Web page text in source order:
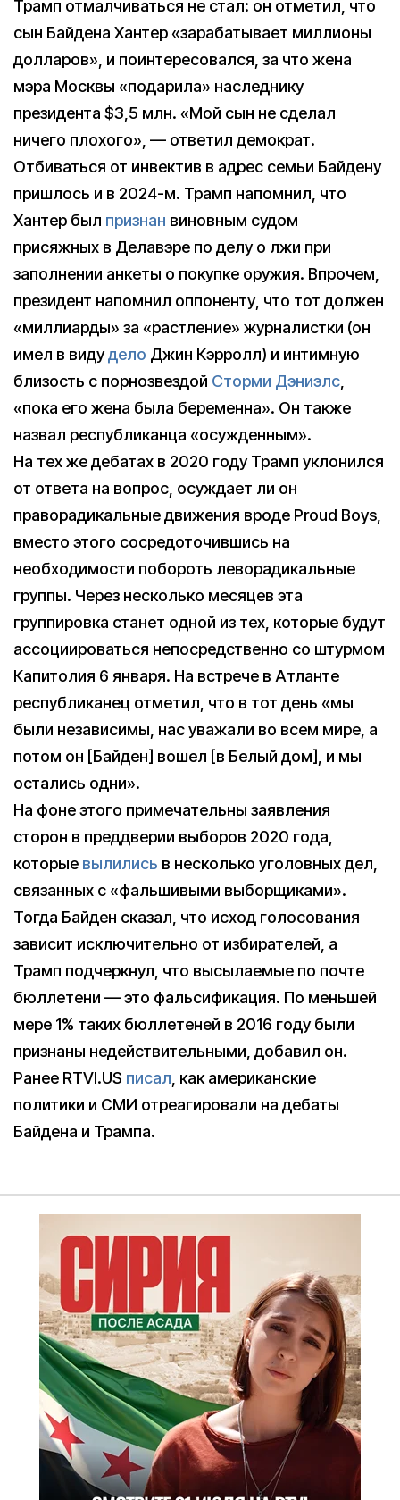
Трамп отмалчиваться не стал: он отметил, что
сын Байдена Хантер «зарабатывает миллионы
долларов», и поинтересовался, за что жена
мэра Москвы «подарила» наследнику
президента $3,5 млн. «Мой сын не сделал
ничего плохого», — ответил демократ.
Отбиваться от инвектив в адрес семьи Байдену
пришлось и в 2024-м. Трамп напомнил, что
Хантер был признан виновным судом
присяжных в Делавэре по делу о лжи при
заполнении анкеты о покупке оружия. Впрочем,
президент напомнил оппоненту, что тот должен
«миллиарды» за «растление» журналистки (он
имел в видудело Джин Кэрролл) и интимную
близость с порнозвездой Сторми Дэниэлс,
«пока его жена была беременна». Он также
назвал республиканца «осужденным».
На тех же дебатах в 2020 году Трамп уклонился
от ответа на вопрос, осуждает ли он
праворадикальные движения вроде Proud Boys,
вместо этого сосредоточившись на
необходимости побороть леворадикальные
группы. Через несколько месяцев эта
группировка станет одной из тех, которые будут
ассоциироваться непосредственно со штурмом
Капитолия 6 января. На встрече в Атланте
республиканец отметил, что в тот день «мы
были независимы, нас уважали во всем мире, а
потом он [Байден] вошел [в Белый дом], и мы
остались одни».
На фоне этого примечательны заявления
сторон в преддверии выборов 2020 года,
которые вылились в несколько уголовных дел,
связанных с «фальшивыми выборщиками».
Тогда Байден сказал, что исход голосования
зависит исключительно от избирателей, а
Трамп подчеркнул, что высылаемые по почте
бюллетени — это фальсификация. По меньшей
мере 1% таких бюллетеней в 2016 году были
признаны недействительными, добавил он.
Ранее RTVI.US писал, как американские
политики и СМИ отреагировали на дебаты
Байдена и Трампа.